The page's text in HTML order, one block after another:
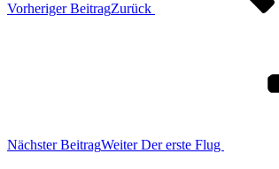
Vorheriger BeitragZurück
Nächster BeitragWeiter Der erste Flug